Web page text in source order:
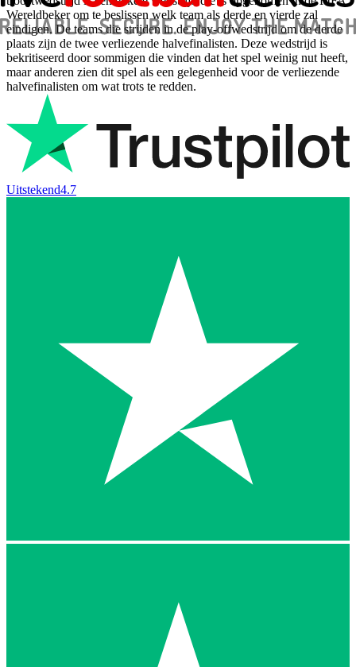
Wereldbeker om te beslissen welk team als derde en vierde zal
eindigen. De teams die strijden in de play-offwedstrijd om de derde
plaats zijn de twee verliezende halvefinalisten. Deze wedstrijd is
bekritiseerd door sommigen die vinden dat het spel weinig nut heeft,
maar anderen zien dit spel als een gelegenheid voor de verliezende
halvefinalisten om wat trots te redden.
Uitstekend4.7